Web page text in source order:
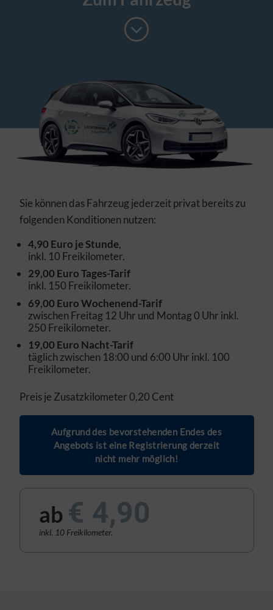
Sie können das Fahrzeug jederzeit privat bereits zu
folgenden Konditionen nutzen:
4,90 Euro je Stunde,
inkl. 10 Freikilometer.
29,00 Euro Tages-Tarif
inkl. 150 Freikilometer.
69,00 Euro Wochenend-Tarif
zwischen Freitag 12 Uhr und Montag 0 Uhr inkl.
250 Freikilometer.
19,00 Euro Nacht-Tarif
täglich zwischen 18:00 und 6:00 Uhr inkl. 100
Freikilometer.
Preis je Zusatzkilometer 0,20 Cent
Aufgrund des bevorstehenden Endes des
Angebots ist eine Registrierung derzeit
nicht mehr möglich!
ab € 4,90
inkl. 10 Freikilometer.